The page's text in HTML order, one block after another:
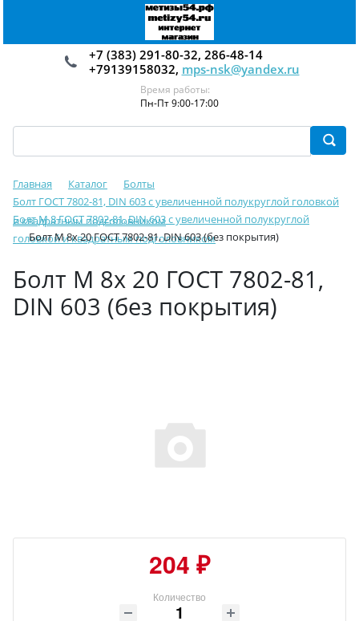
+7 (383) 291-80-32, 286-48-14
+79139158032, mps-nsk@yandex.ru
Время работы:
Пн-Пт 9:00-17:00
Главная Каталог
Болты
Болт ГОСТ 7802-81, DIN 603 с увеличенной полукруглой головкой
и квадратным подголовником
Болт М 8 ГОСТ 7802-81, DIN 603 с увеличенной полукруглой
головкой и квадратным подголовником
Болт М 8х 20 ГОСТ 7802-81, DIN 603 (без покрытия)
Болт М 8х 20 ГОСТ 7802-81,
DIN 603 (без покрытия)
204 ₽
Количество